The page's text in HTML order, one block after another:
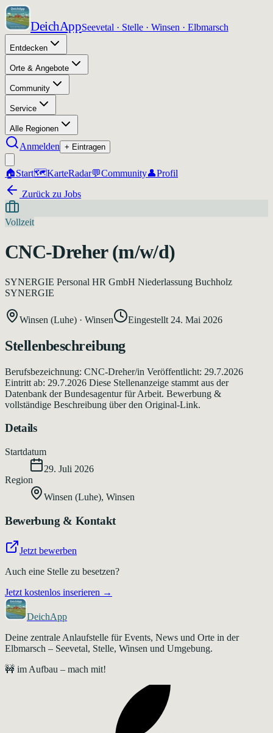
DeichAppSeevetal · Stelle · Winsen · Elbmarsch
Entdecken
Orte & Angebote
Community
Service
Alle Regionen
Anmelden + Eintragen
🏠Start🗺️KarteRadar💬Community👤Profil
Zurück zu Jobs
Vollzeit
CNC-Dreher (m/w/d)
SYNERGIE Personal HR GmbH Niederlassung Buchholz
SYNERGIE
Winsen (Luhe) · Winsen Eingestellt 24. Mai 2026
Stellenbeschreibung
Berufsbezeichnung: CNC-Dreher/in Veröffentlicht: 29.7.2026
Eintritt ab: 29.7.2026 Diese Stellenanzeige stammt aus der
Datenbank der Bundesagentur für Arbeit. Bewerbung &
vollständige Beschreibung über den Original-Link.
Details
Startdatum
29. Juli 2026
Region
Winsen (Luhe), Winsen
Bewerbung & Kontakt
Jetzt bewerben
Auch eine Stelle zu besetzen?
Jetzt kostenlos inserieren →
DeichApp
Deine zentrale Anlaufstelle für Events, News und Orte in der
Elbmarsch – Seevetal, Stelle, Winsen und Umgebung.
🚧 im Aufbau – mach mit!